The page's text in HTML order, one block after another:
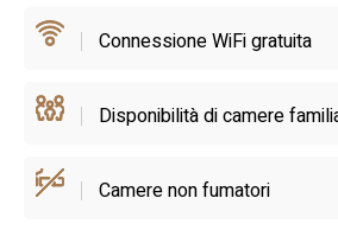
esplorare il centro storico. Per chi
richiesta sono disponibili servizi
facilitano gli spostamenti per
della zona circostante.
Connessione WiFi gratuita
Disponibilità di camere
Camere non fumatori